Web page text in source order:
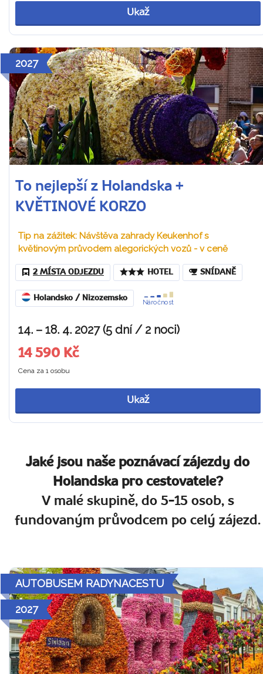
Ukaž
2027
To nejlepší z Holandska +
KVĚTINOVÉ KORZO
Tip na zážitek: Návštěva zahrady Keukenhof s
květinovým průvodem alegorických vozů - v ceně
2 MÍSTA ODJEZDU HOTEL SNÍDANĚ
Holandsko / Nizozemsko
Náročnost
14. – 18. 4. 2027 (5 dní / 2 noci)
14 590 Kč
Cena za 1 osobu
Ukaž
Jaké jsou naše poznávací zájezdy do
Holandska pro cestovatele?
V malé skupině, do 5-15 osob, s
fundovaným průvodcem po celý zájezd.
AUTOBUSEM RADYNACESTU
2027